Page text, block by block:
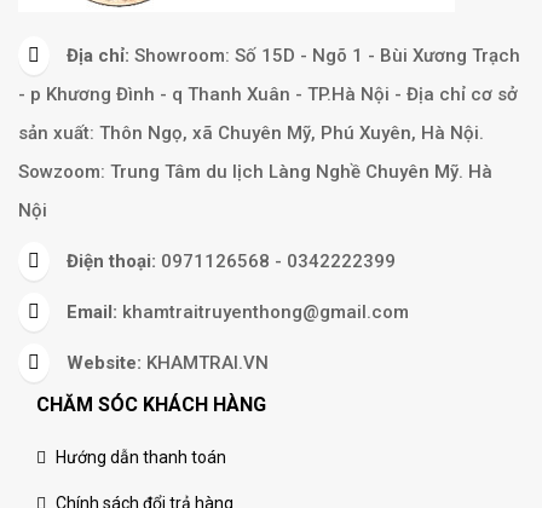
Địa chỉ: Showroom: Số 15D - Ngõ 1 - Bùi Xương Trạch
- p Khương Đình - q Thanh Xuân - TP.Hà Nội - Địa chỉ cơ sở
sản xuất: Thôn Ngọ, xã Chuyên Mỹ, Phú Xuyên, Hà Nội.
Sowzoom: Trung Tâm du lịch Làng Nghề Chuyên Mỹ. Hà
Nội
Điện thoại: 0971126568 - 0342222399
Email: khamtraitruyenthong@gmail.com
Website: KHAMTRAI.VN
CHĂM SÓC KHÁCH HÀNG
Hướng dẫn thanh toán
Chính sách đổi trả hàng